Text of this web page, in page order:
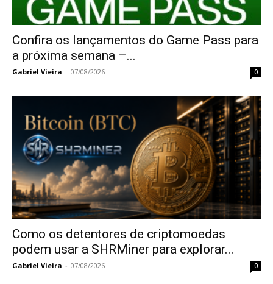
Confira os lançamentos do Game Pass para
a próxima semana –...
Gabriel Vieira - 07/08/2026 0
Como os detentores de criptomoedas
podem usar a SHRMiner para explorar...
Gabriel Vieira - 07/08/2026 0